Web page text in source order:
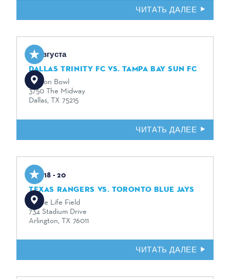
ЧИТАТЬ ДАЛЕЕ
15 августа
DALLAS TRINITY FC VS. TAMPA BAY SUN FC
Cotton Bowl
3750 The Midway
Dallas, TX 75215
ЧИТАТЬ ДАЛЕЕ
Aug 18 - 20
TEXAS RANGERS VS. TORONTO BLUE JAYS
Globe Life Field
734 Stadium Drive
Arlington, TX 76011
ЧИТАТЬ ДАЛЕЕ